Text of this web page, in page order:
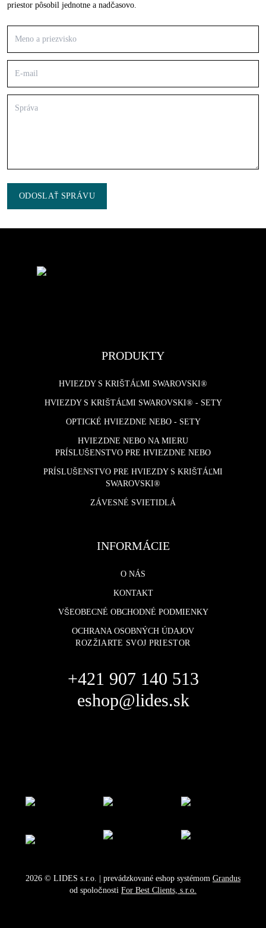
priestor pôsobil jednotne a nadčasovo.
ODOSLAŤ SPRÁVU
PRODUKTY
HVIEZDY S KRIŠTÁĽMI SWAROVSKI®
HVIEZDY S KRIŠTÁĽMI SWAROVSKI® - SETY
OPTICKÉ HVIEZDNE NEBO - SETY
HVIEZDNE NEBO NA MIERU
PRÍSLUŠENSTVO PRE HVIEZDNE NEBO
PRÍSLUŠENSTVO PRE HVIEZDY S KRIŠTÁĽMI
SWAROVSKI®
ZÁVESNÉ SVIETIDLÁ
INFORMÁCIE
O NÁS
KONTAKT
VŠEOBECNÉ OBCHODNÉ PODMIENKY
OCHRANA OSOBNÝCH ÚDAJOV
ROZŽIARTE SVOJ PRIESTOR
+421 907 140 513
eshop@lides.sk
2026 © LIDES s.r.o. | prevádzkované eshop systémom Grandus
od spoločnosti For Best Clients, s.r.o.